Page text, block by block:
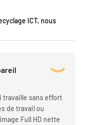
ICT, nous
travaille sans effort
de travail ou
Full HD nette